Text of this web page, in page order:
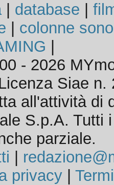
| database
colonne
- 2026
Siae n.
all'attività di
S.p.A. Tutti
parziale.
privacy|